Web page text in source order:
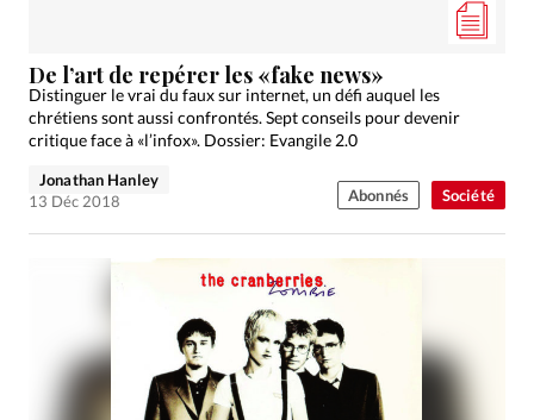
Société
De l’art de repérer les «fake news»
Distinguer le vrai du faux sur internet, un défi auquel les
chrétiens sont aussi confrontés. Sept conseils pour devenir
critique face à «l’infox». Dossier: Evangile 2.0
Jonathan Hanley
13 Déc 2018
Abonnés